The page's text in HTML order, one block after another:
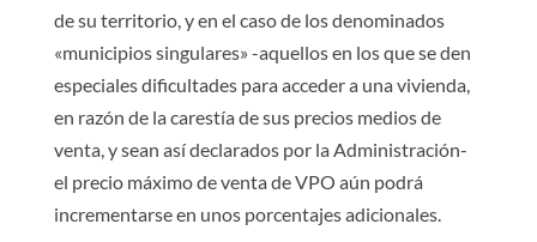
de su territorio, y en el caso de los denominados
«municipios singulares» -aquellos en los que se den
especiales dificultades para acceder a una vivienda,
en razón de la carestía de sus precios medios de
venta, y sean así declarados por la Administración-
el precio máximo de venta de VPO aún podrá
incrementarse en unos porcentajes adicionales.